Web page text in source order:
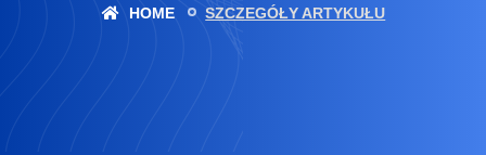
HOME SZCZEGÓŁY ARTYKUŁU